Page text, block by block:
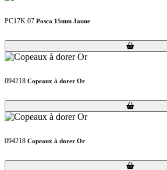
PC17K.07 Posca 15mm Jaune
Loading...
Loading...
094218 Copeaux à dorer Or
Loading...
Loading...
094218 Copeaux à dorer Or
Loading...
Loading...